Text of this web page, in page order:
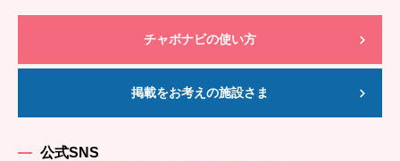
チャボナビの使い方
掲載をお考えの施設さま
公式SNS